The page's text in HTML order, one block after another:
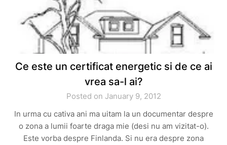
Ce este un certificat energetic si de ce ai
vrea sa-l ai?
Posted on January 9, 2012
In urma cu cativa ani ma uitam la un documentar despre
o zona a lumii foarte draga mie (desi nu am vizitat-o).
Este vorba despre Finlanda. Si nu era despre zona